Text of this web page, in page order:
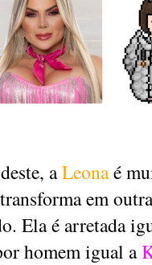
aLeonaé
em
Ela é arretada
homem igual a